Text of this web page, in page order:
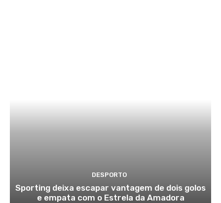
DESPORTO
Sporting deixa escapar vantagem de dois golos
e empata com o Estrela da Amadora